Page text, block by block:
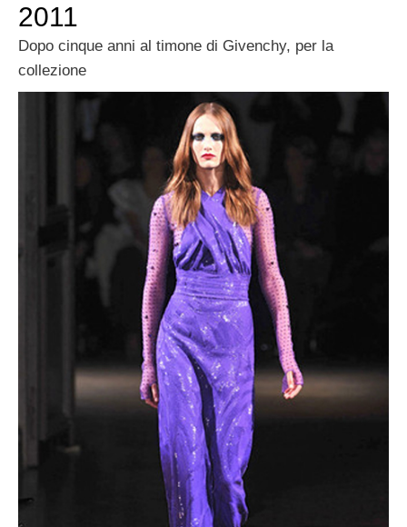
2011
Dopo cinque anni al timone di Givenchy, per la
collezione